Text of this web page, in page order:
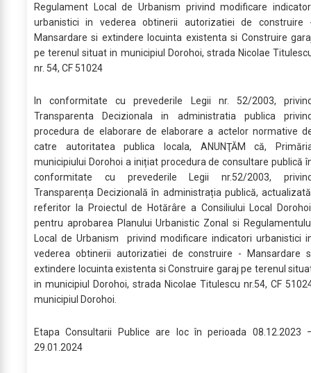
Regulament Local de Urbanism privind modificare
urbanistici in vederea obtinerii autorizatiei de construire
Mansardare si extindere locuinta existenta si Construire
pe terenul situat in municipiul Dorohoi, strada Nicolae
nr. 54, CF 51024
In conformitate cu prevederile Legii nr. 52/2003,
Transparenta Decizionala in administratia publica
procedura de elaborare de elaborare a actelor normative
catre autoritatea publica locala, ANUNŢĂM că,
municipiului Dorohoi a inițiat procedura de consultare publică
conformitate cu prevederile Legii nr.52/2003,
Transparența Decizională în administrația publică,
referitor la Proiectul de Hotărâre a Consiliului Local
pentru aprobarea Planului Urbanistic Zonal si
Local de Urbanism privind modificare indicatori urbanistici
vederea obtinerii autorizatiei de construire - Mansardare
extindere locuinta existenta si Construire garaj pe terenul
in municipiul Dorohoi, strada Nicolae Titulescu nr.54, CF
municipiul Dorohoi.
Etapa Consultarii Publice are loc în perioada 08.12.2023
29.01.2024